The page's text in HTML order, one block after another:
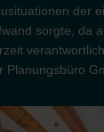
der
sorgte, da
Planungsbüro